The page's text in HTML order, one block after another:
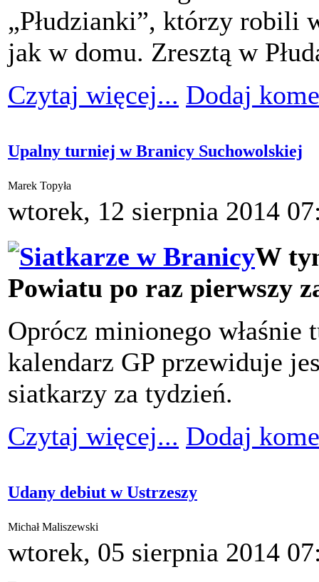
„Płudzianki”, którzy robili
jak w domu. Zresztą w
Czytaj więcej... Dodaj
Upalny turniej w Branicy Suchowolskiej
Marek Topyła
wtorek, 12 sierpnia 2014
W
Powiatu po raz pierwszy
Oprócz minionego
kalendarz GP przewiduje
siatkarzy za tydzień.
Czytaj więcej... Dodaj
Udany debiut w Ustrzeszy
Michał Maliszewski
wtorek, 05 sierpnia 2014